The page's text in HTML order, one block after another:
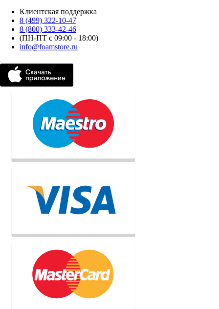
Клиентская поддержка
8 (499) 322-10-47
8 (800) 333-42-46
(ПН-ПТ с 09:00 - 18:00)
info@foamstore.ru